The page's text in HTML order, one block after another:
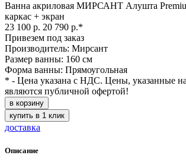
Ванна акриловая МИРСАНТ Алушта
каркас + экран
23 100 р. 20 790 р.*
Привезем под заказ
Производитель: Мирсант
Размер ванны: 160 см
Форма ванны: Прямоугольная
* - Цена указана с НДС. Цены, указанные
являются публичной офертой!
в корзину
купить в 1 клик
доставка
Описание